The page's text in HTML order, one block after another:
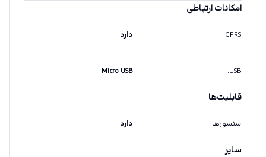
امکانات ارتباطی
GPRS
: دارد
USB
:
Micro USB
قابلیت‌ها
سنسورها: دارد
سایر